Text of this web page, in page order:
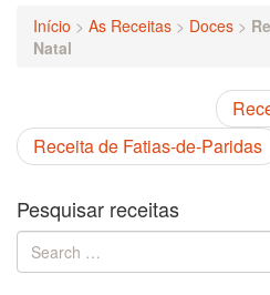
Início > As Receitas > Doces >
Natal
Receita de Fatias-de-Paridas
Pesquisar receitas
Search
for: